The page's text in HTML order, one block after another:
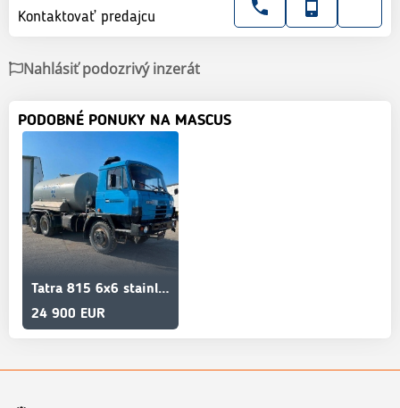
Kontaktovať predajcu
Nahlásiť podozrivý inzerát
PODOBNÉ PONUKY NA MASCUS
Tatra 815 6x6 stainless tank-drinking water 11m3,858
24 900 EUR